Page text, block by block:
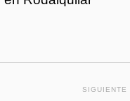
SIGUIENTE